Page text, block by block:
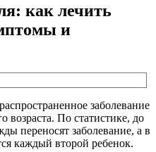
как лечить
и
заболевание
возраста. По статистике, до
переносят заболевание, а в
каждый второй ребенок.